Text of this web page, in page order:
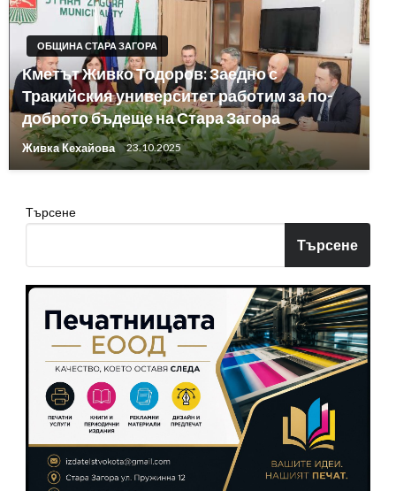
ОБЩИНА СТАРА ЗАГОРА
Кметът Живко Тодоров: Заедно с
Тракийския университет работим за по-
доброто бъдеще на Стара Загора
Живка Кехайова 23.10.2025
Търсене
Търсене